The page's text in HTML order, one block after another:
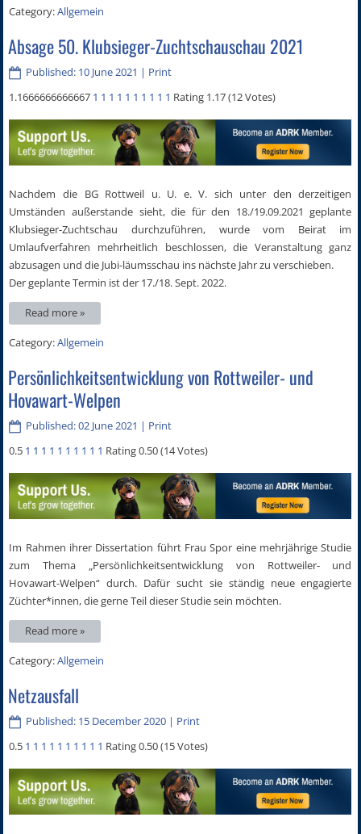
Category:Allgemein
Absage 50. Klubsieger-Zuchtschauschau 2021
Published: 10 June 2021 | Print
1.1666666666667 1 1 1 1 1 1 1 1 1 1 Rating 1.17 (12 Votes)
Nachdem die BG Rottweil u. U. e. V. sich unter den derzeitigen
Umständen außerstande sieht, die für den 18./19.09.2021 geplante
Klubsieger-Zuchtschau durchzuführen, wurde vom Beirat im
Umlaufverfahren mehrheitlich beschlossen, die Veranstaltung ganz
abzusagen und die Jubi-läumsschau ins nächste Jahr zu verschieben.
Der geplante Termin ist der 17./18. Sept. 2022.
Read more »
Category:Allgemein
Persönlichkeitsentwicklung von Rottweiler- und
Hovawart-Welpen
Published: 02 June 2021 | Print
0.5 1 1 1 1 1 1 1 1 1 1 Rating 0.50 (14 Votes)
Im Rahmen ihrer Dissertation führt Frau Spor eine mehrjährige Studie
zum Thema „Persönlichkeitsentwicklung von Rottweiler- und
Hovawart-Welpen“ durch. Dafür sucht sie ständig neue engagierte
Züchter*innen, die gerne Teil dieser Studie sein möchten.
Read more »
Category:Allgemein
Netzausfall
Published: 15 December 2020 | Print
0.5 1 1 1 1 1 1 1 1 1 1 Rating 0.50 (15 Votes)